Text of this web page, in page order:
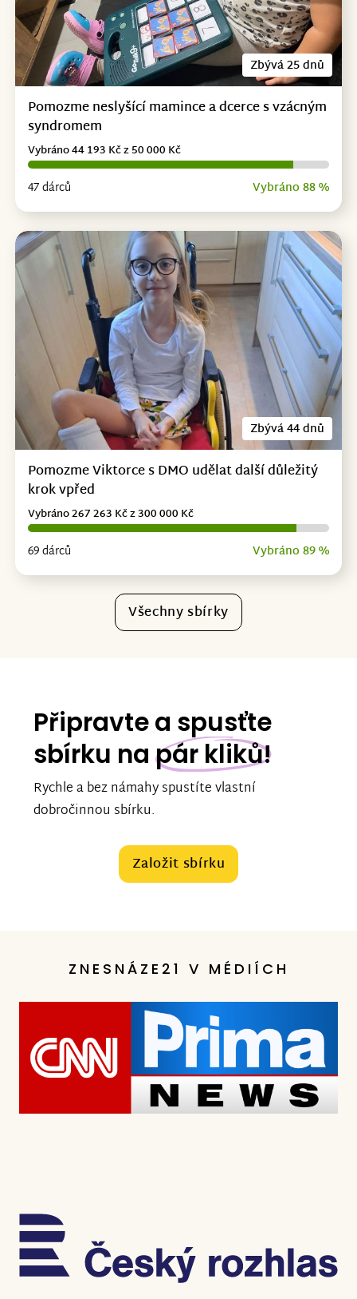
Zbývá 25 dnů
Pomozme neslyšící mamince a dcerce s vzácným
syndromem
47 dárců Vybráno 88 %
Vybráno 44 193 Kč z 50 000 Kč
Zbývá 44 dnů
Pomozme Viktorce s DMO udělat další důležitý
krok vpřed
69 dárců Vybráno 89 %
Vybráno 267 263 Kč z 300 000 Kč
Všechny sbírky
Připravte a spusťte
sbírku na pár kliků!
Rychle a bez námahy spustíte vlastní
dobročinnou sbírku.
Založit sbírku
ZNESNÁZE21 V MÉDIÍCH